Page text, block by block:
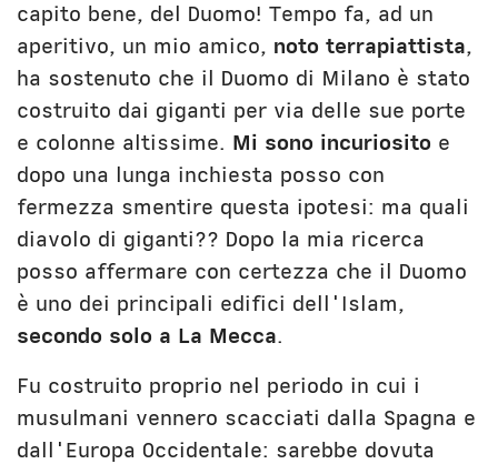
capito bene, del Duomo! Tempo fa, ad un
aperitivo, un mio amico, noto terrapiattista,
ha sostenuto che il Duomo di Milano è stato
costruito dai giganti per via delle sue porte
e colonne altissime. Mi sono incuriosito e
dopo una lunga inchiesta posso con
fermezza smentire questa ipotesi: ma quali
diavolo di giganti?? Dopo la mia ricerca
posso affermare con certezza che il Duomo
è uno dei principali edifici dell'Islam,
secondo solo a La Mecca.
Fu costruito proprio nel periodo in cui i
musulmani vennero scacciati dalla Spagna e
dall'Europa Occidentale: sarebbe dovuta